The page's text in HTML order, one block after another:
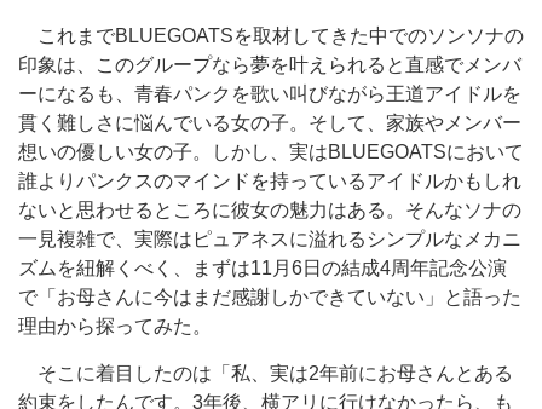
これまでBLUEGOATSを取材してきた中でのソンソナの
印象は、このグループなら夢を叶えられると直感でメンバ
ーになるも、青春パンクを歌い叫びながら王道アイドルを
貫く難しさに悩んでいる女の子。そして、家族やメンバー
想いの優しい女の子。しかし、実はBLUEGOATSにおいて
誰よりパンクスのマインドを持っているアイドルかもしれ
ないと思わせるところに彼女の魅力はある。そんなソナの
一見複雑で、実際はピュアネスに溢れるシンプルなメカニ
ズムを紐解くべく、まずは11月6日の結成4周年記念公演
で「お母さんに今はまだ感謝しかできていない」と語った
理由から探ってみた。
そこに着目したのは「私、実は2年前にお母さんとある
約束をしたんです。3年後、横アリに行けなかったら、も